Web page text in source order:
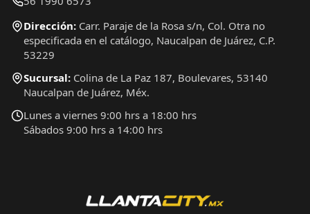
Dirección: Carr. Paraje de la Rosa s/n, Col. Otra no
especificada en el catálogo, Naucalpan de Juárez, C.P.
53229
Sucursal: Colina de La Paz 187, Boulevares, 53140
Naucalpan de Juárez, Méx.
Lunes a viernes 9:00 hrs a 18:00 hrs
Sábados 9:00 hrs a 14:00 hrs